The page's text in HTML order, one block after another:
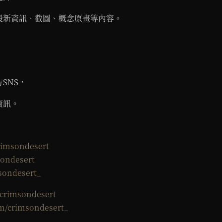
資訊、截圖、概念原畫等內容。
，
。
crimsondesert_